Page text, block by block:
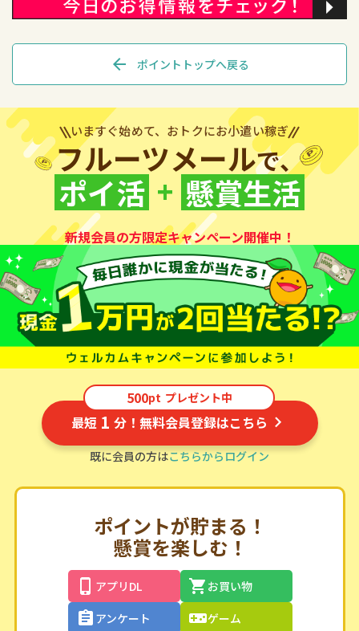
arrow_back ポイントトップへ戻る
いますぐ始めて、おトクにお小遣い稼ぎ
フルーツメールで、
ポイ活 + 懸賞生活
新規会員の方限定キャンペーン開催中！
500pt プレゼント中
最短 1 分！無料会員登録はこちら
既に会員の方はこちらからログイン
ポイントが貯まる！
懸賞を楽しむ！
アプリDL
お買い物
アンケート
ゲーム